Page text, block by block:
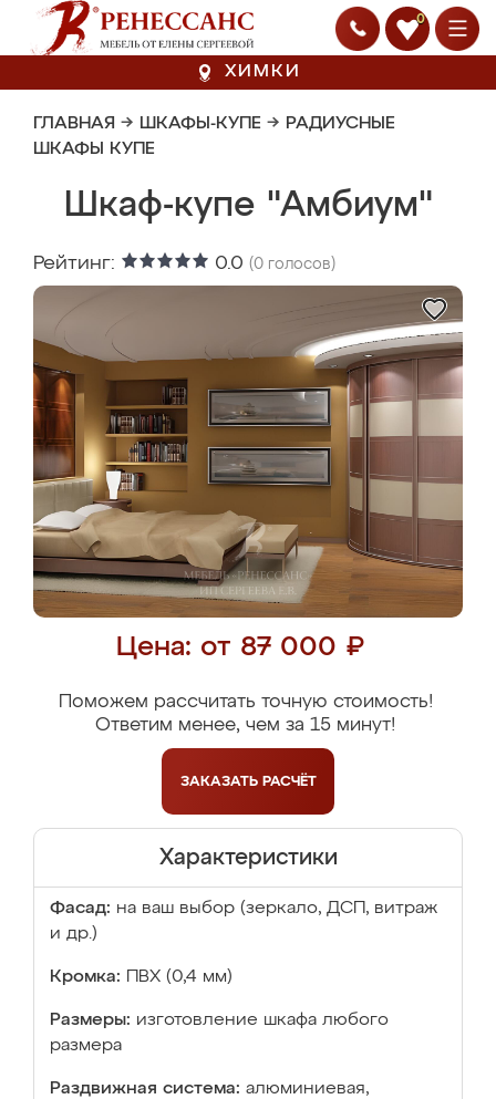
0
ХИМКИ
ГЛАВНАЯ → ШКАФЫ-КУПЕ → РАДИУСНЫЕ
ШКАФЫ КУПЕ
Шкаф-купе "Амбиум"
Рейтинг: 0.0 (0 голосов)
Цена: от 87 000 ₽
Поможем рассчитать точную стоимость!
Ответим менее, чем за 15 минут!
ЗАКАЗАТЬ РАСЧЁТ
Характеристики
Фасад: на ваш выбор (зеркало, ДСП, витраж
и др.)
Кромка: ПВХ (0,4 мм)
Размеры: изготовление шкафа любого
размера
Раздвижная система: алюминиевая,